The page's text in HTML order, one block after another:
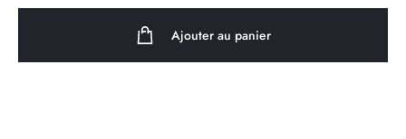
Ajouter au panier